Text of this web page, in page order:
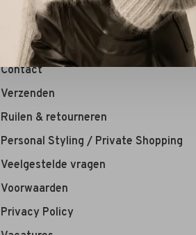
RIVS Store
Over ons
Contact
Verzenden
Ruilen & retourneren
Personal Styling / Private Shopping
Veelgestelde vragen
Voorwaarden
Privacy Policy